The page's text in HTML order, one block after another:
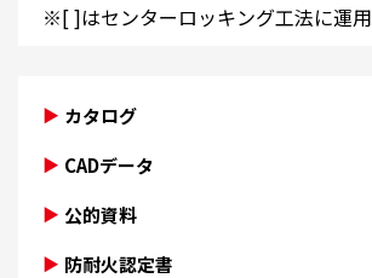
※[ ]はセンターロッキング工法に運用
カタログ
CADデータ
公的資料
防耐火認定書